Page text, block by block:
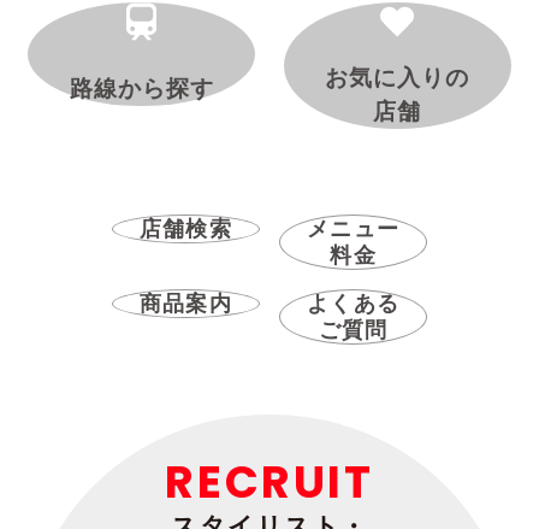
路線から探す
お気に入りの
店舗
店舗検索
メニュー
料金
商品案内
よくある
ご質問
RECRUIT